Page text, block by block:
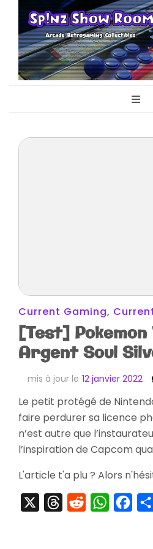
Sp!nz
Current Gaming,
[Test]
Argent Soul
mis à jour le 12 janvier 2022
Le petit protégé de
faire perdurer sa licence
n’est autre que
l’inspiration de Capcom
L'article t'a plu ? Alors
ThreadsRedditWhatsApp